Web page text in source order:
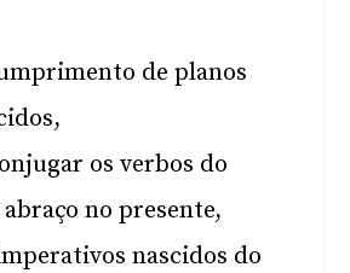
de planos
os verbos do
no presente,
nascidos do